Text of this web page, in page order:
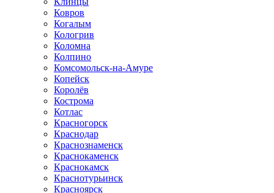
Ковров
Когалым
Кологрив
Коломна
Колпино
Комсомольск-на-Амуре
Копейск
Королёв
Кострома
Котлас
Красногорск
Краснодар
Краснознаменск
Краснокаменск
Краснокамск
Краснотурьинск
Красноярск